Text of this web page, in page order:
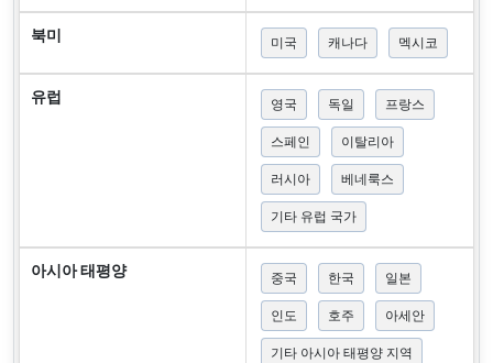
북미 미국 캐나다 멕시코
유럽 영국 독일
프랑스
스페인
이탈리아
러시아
베네룩스
기타 유럽 국가
아시아 태평양 중국 한국
일본
인도
호주
아세안
기타 아시아 태평양 지역